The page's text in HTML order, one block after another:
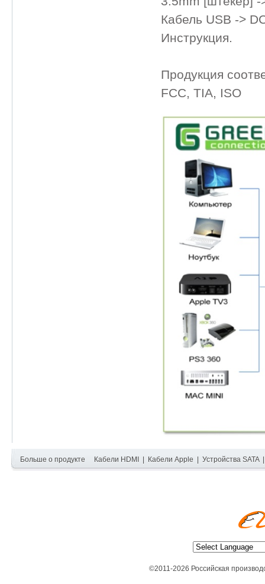
Кабель USB ->
Инструкция.
Продукция
FCC, TIA, ISO
Больше о продукте Кабели HDMI Кабели Apple Устройства SATA
©2011-2026 Российская